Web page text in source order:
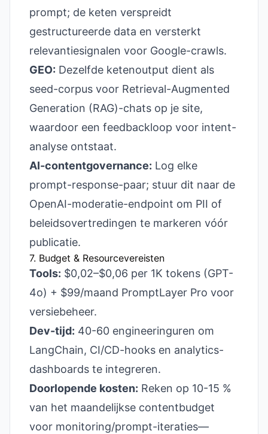
prompt; de keten verspreidt
gestructureerde data en versterkt
relevantiesignalen voor Google-crawls.
GEO: Dezelfde ketenoutput dient als
seed-corpus voor Retrieval-Augmented
Generation (RAG)-chats op je site,
waardoor een feedbackloop voor intent-
analyse ontstaat.
AI-contentgovernance: Log elke
prompt-response-paar; stuur dit naar de
OpenAI-moderatie-endpoint om PII of
beleids­overtredingen te markeren vóór
publicatie.
7. Budget & Resourcevereisten
Tools: $0,02–$0,06 per 1K tokens (GPT-
4o) + $99/maand PromptLayer Pro voor
versiebeheer.
Dev-tijd: 40-60 engineeringuren om
LangChain, CI/CD-hooks en analytics-
dashboards te integreren.
Doorlopende kosten: Reken op 10-15 %
van het maandelijkse contentbudget
voor monitoring/prompt-iteraties—